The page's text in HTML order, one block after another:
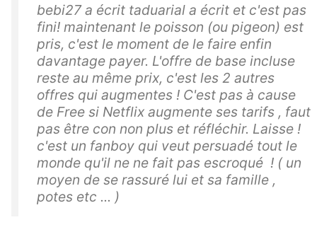
bebi27 a écrit taduarial a écrit et c'est pas
fini! maintenant le poisson (ou pigeon) est
pris, c'est le moment de le faire enfin
davantage payer. L'offre de base incluse
reste au même prix, c'est les 2 autres
offres qui augmentes ! C'est pas à cause
de Free si Netflix augmente ses tarifs , faut
pas être con non plus et réfléchir. Laisse !
c'est un fanboy qui veut persuadé tout le
monde qu'il ne ne fait pas escroqué ! ( un
moyen de se rassuré lui et sa famille ,
potes etc ... )